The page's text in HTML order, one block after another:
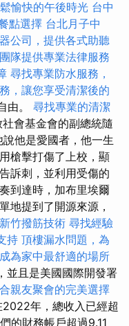
愉快的午後時光 台中
點選擇 台北月子中
公司，提供各式助聽
隊提供專業法律服務
尋找專業防水服務，
，讓您享受清潔後的
由。 尋找專業的清潔
社會基金會的副總統隨
他是愛國者，他一生
槍擊打傷了上校，顯
訴刺，並利用受傷的
到達時，加布里埃爾
地提到了開源來源，
新竹撥筋技術 尋找經驗
持 頂樓漏水問題，為
為家中最舒適的場所
並且是美國國際開發署
親友聚會的完美選擇
2022年，總收入已經超
的財務帳戶超過9.11